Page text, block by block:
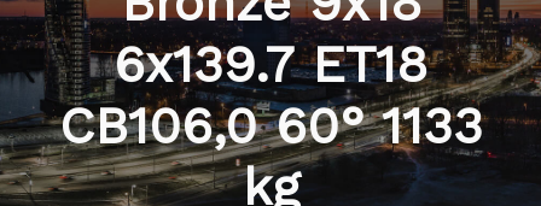
6x139.7 ET18
CB106,0 60° 1133
kg